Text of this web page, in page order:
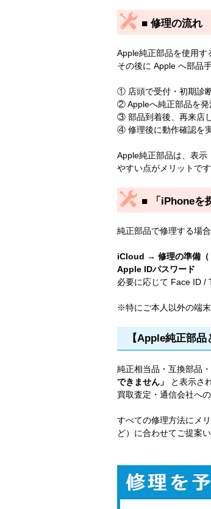
■ 修理の流れ
Apple純正部品を使用す
その後に Apple へ部品
① 店頭で受付・初期診
② Appleへ純正部品を発
③ 部品到着後、再来店
④ 修理後に動作確認を
Apple純正部品は、表示
やすい点がメリットです
■ 「iPhoneを
純正部品で修理する場
iCloud → 修理の準備（
Apple IDパスワード
必要に応じて Face ID /
※特にご本人以外の端
【Apple純正部品
純正相当品・互換部品
できません」
と表示さ
買取査定・通信会社へ
すべての修理方法にメ
ど）に合わせてご提案い